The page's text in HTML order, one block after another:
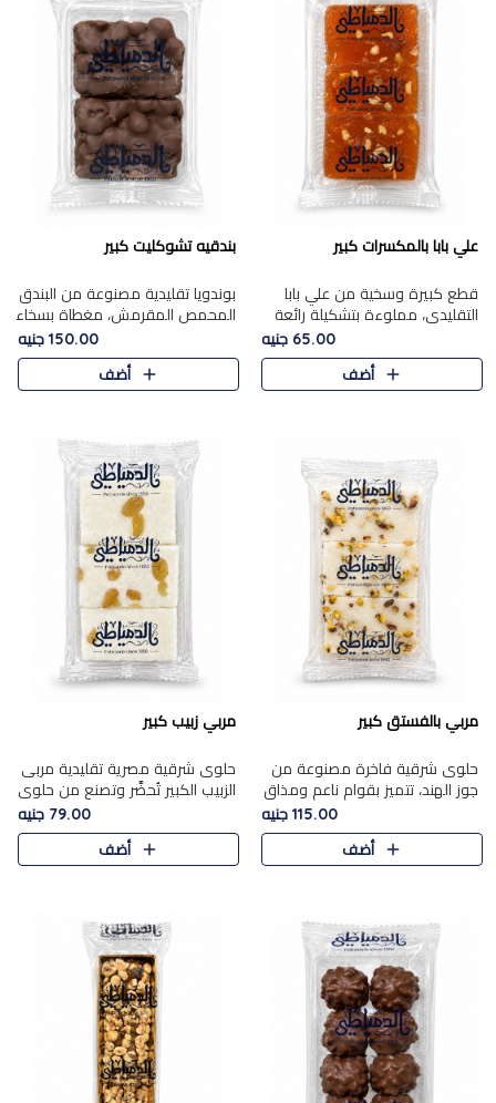
علي بابا بالمكسرات كبير
قطع كبيرة وسخية من علي بابا
التقليدي، مملوءة بتشكيلة رائعة
من المكسرات المحمصة المحمرة.
65.00 جنيه
أضف
بندقيه تشوكليت كبير
بوندويا تقليدية مصنوعة من البندق
المحمص المقرمش، مغطاة بسخاء
بشوكولاتة فاخرة غنية لتحقيق
التوازن المثالي بين قوام القرمشة
ونكهة الشوكولاتة ا..
150.00 جنيه
أضف
مربي بالفستق كبير
حلوى شرقية فاخرة مصنوعة من
جوز الهند، تتميز بقوام ناعم ومذاق
غني، وتزين بقطع من الفستق
الفاخر التي تضيف عليها قرمشة
115.00 جنيه
أضف
مربي زبيب كبير
حلوى شرقية مصرية تقليدية مربى
الزبيب الكبير تُحضَّر وتصنع من حلوي
جوز الهند باسد بقوام طري ومذاق
غني، وتُزين وتغطا بحبات الزبيب
الذهبي التي ..
79.00 جنيه
أضف